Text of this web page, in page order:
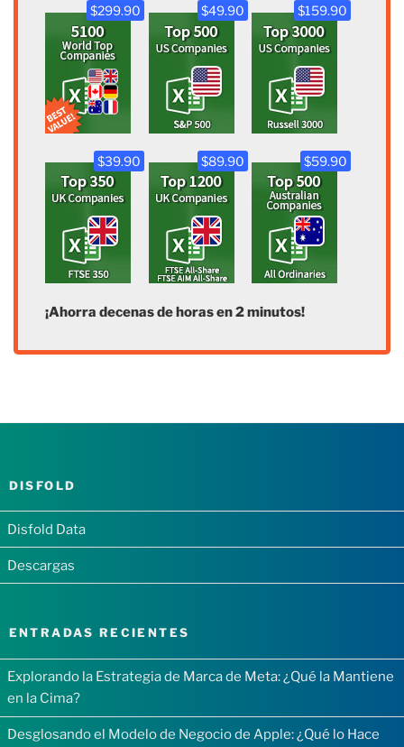
$299.90 $49.90 $159.90
$39.90 $89.90 $59.90
¡Ahorra decenas de horas en 2 minutos!
DISFOLD
Disfold Data
Descargas
ENTRADAS RECIENTES
Explorando la Estrategia de Marca de Meta: ¿Qué la Mantiene
en la Cima?
Desglosando el Modelo de Negocio de Apple: ¿Qué lo Hace